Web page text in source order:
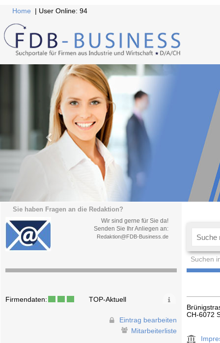
Home | User Online: 94
Sie haben Fragen an die Redaktion?
Wir sind gerne für Sie da!
Senden Sie Ihr Anliegen an:
Redaktion@FDB-Business.de
Suchen
Firmendaten: TOP-Aktuell
Eintrag bearbeiten
Mitarbeiterliste
CH-6072